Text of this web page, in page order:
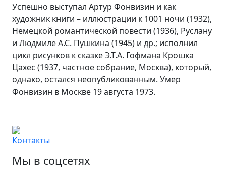
Успешно выступал Артур Фонвизин и как
художник книги – иллюстрации к 1001 ночи (1932),
Немецкой романтической повести (1936), Руслану
и Людмиле А.С. Пушкина (1945) и др.; исполнил
цикл рисунков к сказке Э.Т.А. Гофмана Крошка
Цахес (1937, частное собрание, Москва), который,
однако, остался неопубликованным. Умер
Фонвизин в Москве 19 августа 1973.
Контакты
Мы в соцсетях